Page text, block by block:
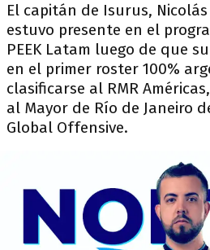
El capitán de Isurus, Nicolás
estuvo presente en el
PEEK Latam luego de que
en el primer roster 100%
clasificarse al RMR
al Mayor de Río de Janeiro
Global Offensive.